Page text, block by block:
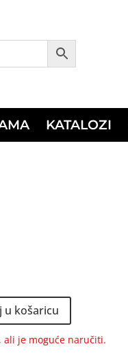
KATALOZI
u košaricu
je moguće naručiti.